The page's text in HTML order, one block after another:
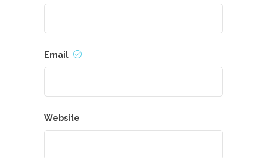
Email
Website